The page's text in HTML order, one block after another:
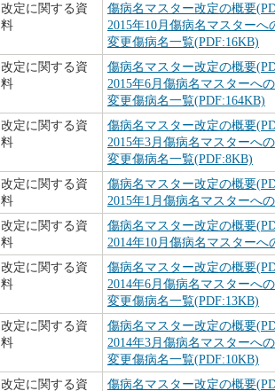
改定に関する資
料
傷病名マスター改定の概要
2015年10月傷病名マスター
変更傷病名一覧(PDF:16KB)
改定に関する資
料
傷病名マスター改定の概要
2015年6月傷病名マスターへ
変更傷病名一覧(PDF:164KB)
改定に関する資
料
傷病名マスター改定の概要
2015年3月傷病名マスターへ
変更傷病名一覧(PDF:8KB)
改定に関する資
料
傷病名マスター改定の概要
2015年1月傷病名マスターへ
改定に関する資
料
傷病名マスター改定の概要
2014年10月傷病名マスター
改定に関する資
料
傷病名マスター改定の概要
2014年6月傷病名マスターへ
変更傷病名一覧(PDF:13KB)
改定に関する資
料
傷病名マスター改定の概要
2014年3月傷病名マスターへ
変更傷病名一覧(PDF:10KB)
改定に関する資 傷病名マスター改定の概要